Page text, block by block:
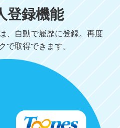
登録機能
、自動で履歴に登録。再度
取得できます。